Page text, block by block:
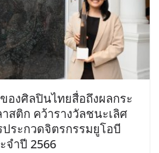
องศิลปินไทยสื่อถึงผลกระ
สติก คว้ารางวัลชนะเลิศ
ระกวดจิตรกรรมยูโอบี
จำปี 2566